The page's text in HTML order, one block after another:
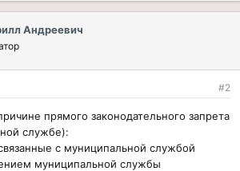
Андреевич
#2
прямого законодательного запрета
службе):
с муниципальной службой
муниципальной службы